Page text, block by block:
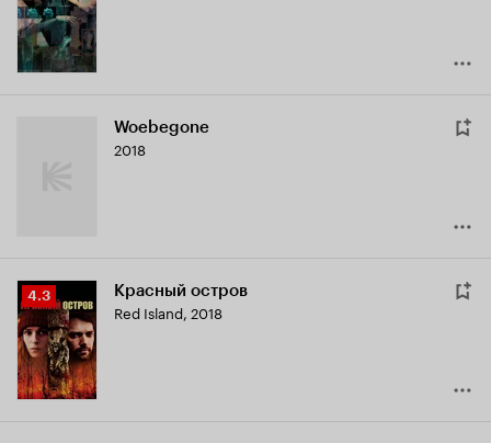
7.4
Woebegone
2018
Рейтинг
Кинопоиска
4.3
4.3 Красный остров
Red Island, 2018